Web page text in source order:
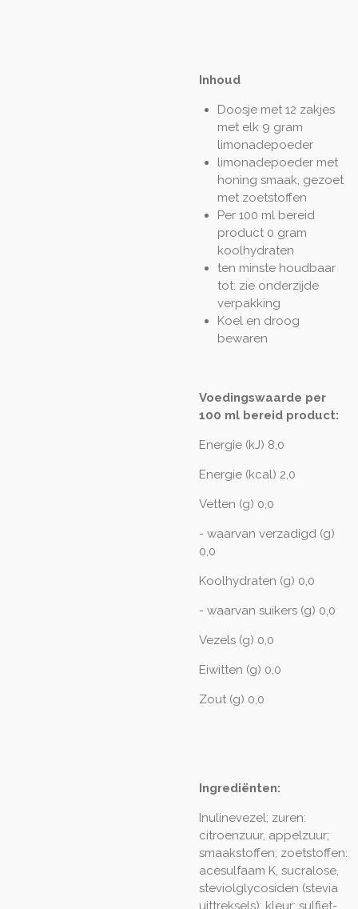
Inhoud
Doosje met 12 zakjes
met elk 9 gram
limonadepoeder
limonadepoeder met
honing smaak, gezoet
met zoetstoffen
Per 100 ml bereid
product 0 gram
koolhydraten
ten minste houdbaar
tot: zie onderzijde
verpakking
Koel en droog
bewaren
Voedingswaarde per
100 ml bereid product:
Energie (kJ) 8,0
Energie (kcal) 2,0
Vetten (g) 0,0
- waarvan verzadigd (g)
0,0
Koolhydraten (g) 0,0
- waarvan suikers (g) 0,0
Vezels (g) 0,0
Eiwitten (g) 0,0
Zout (g) 0,0
Ingrediënten:
Inulinevezel; zuren:
citroenzuur, appelzuur;
smaakstoffen; zoetstoffen:
acesulfaam K, sucralose,
steviolglycosiden (stevia
uittreksels); kleur: sulfiet-